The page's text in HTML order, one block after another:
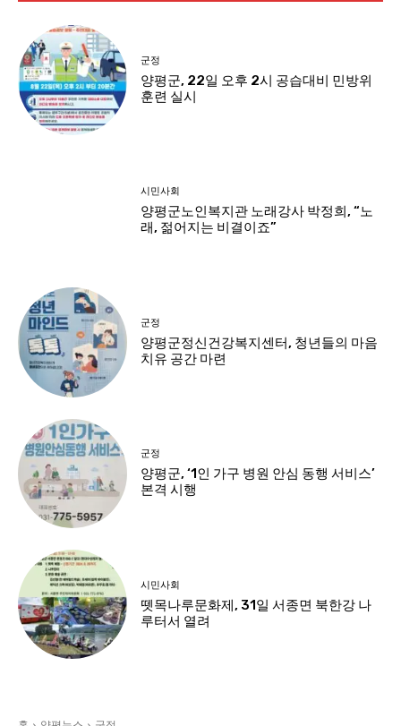
군정
양평군, 22일 오후 2시 공습대비 민방위
훈련 실시
시민사회
양평군노인복지관 노래강사 박정희, “노
래, 젊어지는 비결이죠”
군정
양평군정신건강복지센터, 청년들의 마음
치유 공간 마련
군정
양평군, ‘1인 가구 병원 안심 동행 서비스’
본격 시행
시민사회
뗏목나루문화제, 31일 서종면 북한강 나
루터서 열려